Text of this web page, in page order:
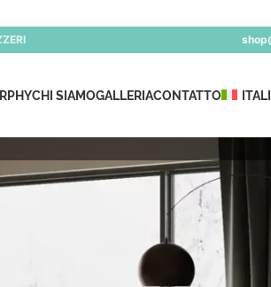
CHI SIAMOGALLERIACONTATTO